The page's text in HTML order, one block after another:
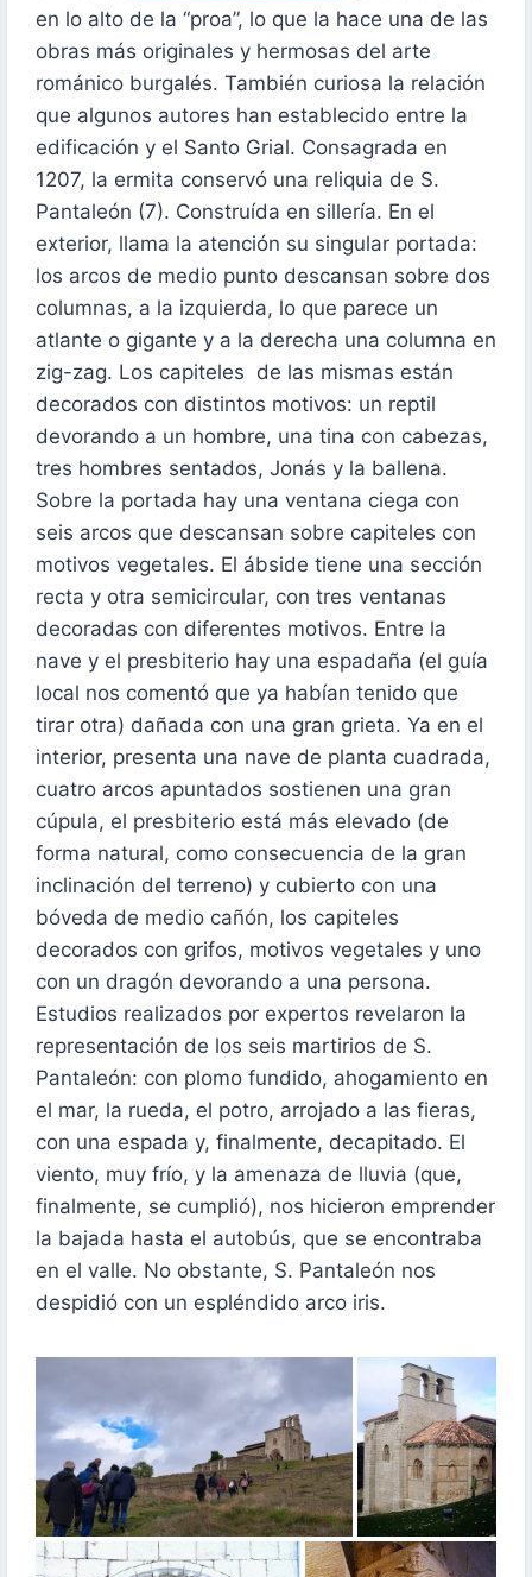
en lo alto de la “proa”, lo que la hace una de las
obras más originales y hermosas del arte
románico burgalés. También curiosa la relación
que algunos autores han establecido entre la
edificación y el Santo Grial. Consagrada en
1207, la ermita conservó una reliquia de S.
Pantaleón (7). Construída en sillería. En el
exterior, llama la atención su singular portada:
los arcos de medio punto descansan sobre dos
columnas, a la izquierda, lo que parece un
atlante o gigante y a la derecha una columna en
zig-zag. Los capiteles de las mismas están
decorados con distintos motivos: un reptil
devorando a un hombre, una tina con cabezas,
tres hombres sentados, Jonás y la ballena.
Sobre la portada hay una ventana ciega con
seis arcos que descansan sobre capiteles con
motivos vegetales. El ábside tiene una sección
recta y otra semicircular, con tres ventanas
decoradas con diferentes motivos. Entre la
nave y el presbiterio hay una espadaña (el guía
local nos comentó que ya habían tenido que
tirar otra) dañada con una gran grieta. Ya en el
interior, presenta una nave de planta cuadrada,
cuatro arcos apuntados sostienen una gran
cúpula, el presbiterio está más elevado (de
forma natural, como consecuencia de la gran
inclinación del terreno) y cubierto con una
bóveda de medio cañón, los capiteles
decorados con grifos, motivos vegetales y uno
con un dragón devorando a una persona.
Estudios realizados por expertos revelaron la
representación de los seis martirios de S.
Pantaleón: con plomo fundido, ahogamiento en
el mar, la rueda, el potro, arrojado a las fieras,
con una espada y, finalmente, decapitado. El
viento, muy frío, y la amenaza de lluvia (que,
finalmente, se cumplió), nos hicieron emprender
la bajada hasta el autobús, que se encontraba
en el valle. No obstante, S. Pantaleón nos
despidió con un espléndido arco iris.